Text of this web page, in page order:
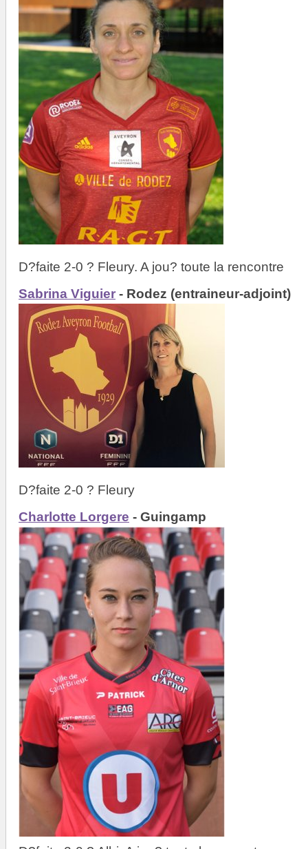
D?faite 2-0 ? Fleury. A jou? toute la rencontre
Sabrina Viguier - Rodez (entraineur-adjoint)
D?faite 2-0 ? Fleury
Charlotte Lorgere - Guingamp